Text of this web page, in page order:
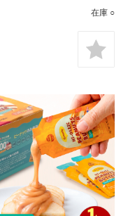
在庫 ○